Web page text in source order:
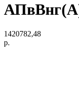
1420782,48
р.